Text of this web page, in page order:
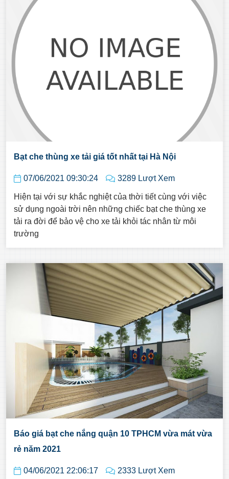
Bạt che thùng xe tải giá tốt nhất tại Hà Nội
07/06/2021 09:30:24 3289 Lượt Xem
Hiện tại với sự khắc nghiệt của thời tiết cùng với việc
sử dụng ngoài trời nên những chiếc bạt che thùng xe
tải ra đời để bảo vệ cho xe tải khỏi tác nhân từ môi
trường
Báo giá bạt che nắng quận 10 TPHCM vừa mát vừa
rẻ năm 2021
04/06/2021 22:06:17 2333 Lượt Xem